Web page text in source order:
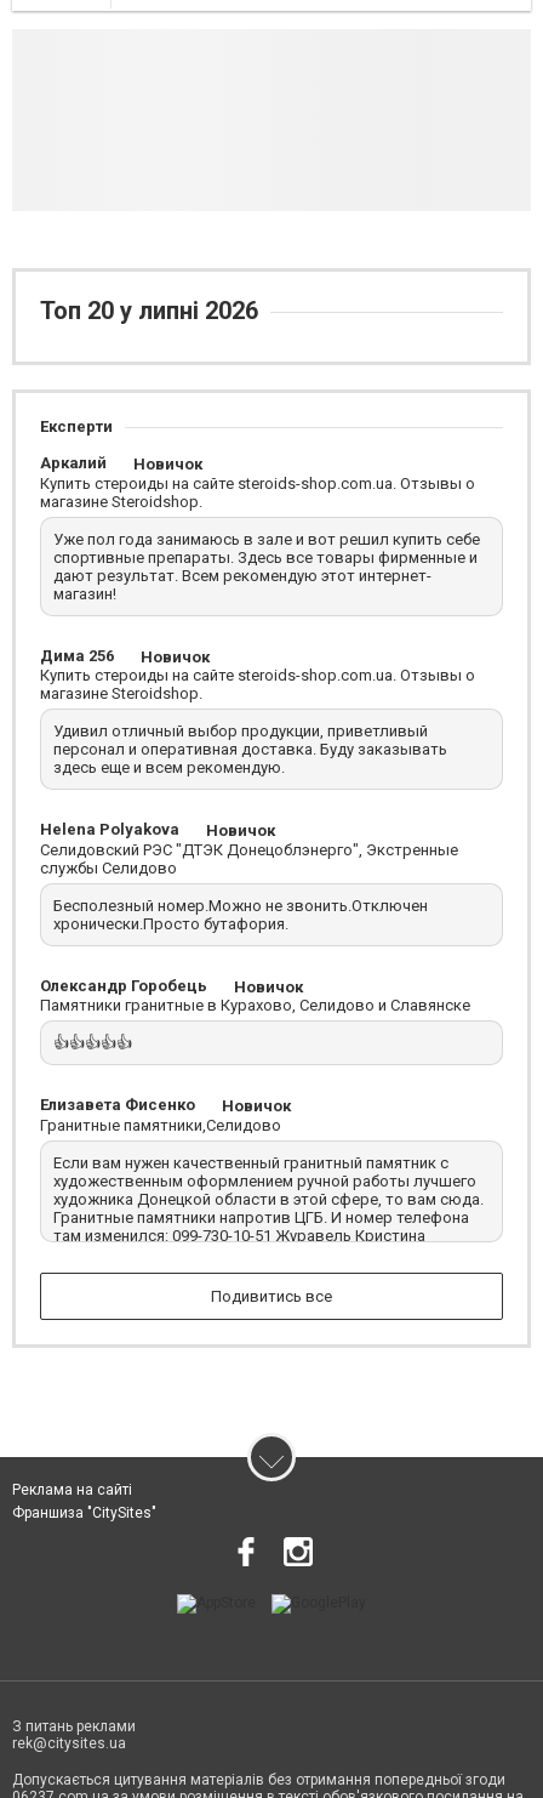
Топ 20 у липні 2026
Експерти
Аркалий
Новичок
Купить стероиды на сайте steroids-shop.com.ua. Отзывы о
магазине Steroidshop.
Уже пол года занимаюсь в зале и вот решил купить себе
спортивные препараты. Здесь все товары фирменные и
дают результат. Всем рекомендую этот интернет-
магазин!
Дима 256
Новичок
Купить стероиды на сайте steroids-shop.com.ua. Отзывы о
магазине Steroidshop.
Удивил отличный выбор продукции, приветливый
персонал и оперативная доставка. Буду заказывать
здесь еще и всем рекомендую.
Helena Polyakova
Новичок
Селидовский РЭС "ДТЭК Донецоблэнерго", Экстренные
службы Селидово
Бесполезный номер.Можно не звонить.Отключен
хронически.Просто бутафория.
Олександр Горобець
Новичок
Памятники гранитные в Курахово, Селидово и Славянске
👍👍👍👍👍
Елизавета Фисенко
Новичок
Гранитные памятники,Селидово
Если вам нужен качественный гранитный памятник с
художественным оформлением ручной работы лучшего
художника Донецкой области в этой сфере, то вам сюда.
Гранитные памятники напротив ЦГБ. И номер телефона
там изменился: 099-730-10-51 Журавель Кристина
вам подобрать гранитный памятник для ушедших
родственников по оптимальным ценам и в кратчайшие
Подивитись все
Реклама на сайті
Франшиза "CitySites"
З питань реклами
rek@citysites.ua
Допускається цитування матеріалів без отримання попередньої згоди